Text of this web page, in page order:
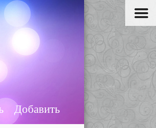
Добавить